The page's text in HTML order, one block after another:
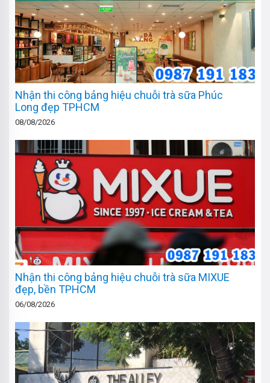
Nhận thi công bảng hiệu chuỗi trà sữa Phúc
Long đẹp TPHCM
08/08/2026
Nhận thi công bảng hiệu chuỗi trà sữa MIXUE
đẹp, bền TPHCM
06/08/2026